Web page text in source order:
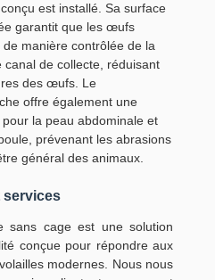
est installé. Sa surface
garantit que les œufs
manière contrôlée de la
de collecte, réduisant
des œufs. Le
offre également une
la peau abdominale et
prévenant les abrasions
général des animaux.
services
sans cage est une solution
conçue pour répondre aux
modernes. Nous nous